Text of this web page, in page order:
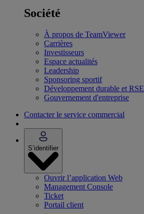
Société
À propos de TeamViewer
Carrières
Investisseurs
Espace actualités
Leadership
Sponsoring sportif
Développement durable et RSE
Gouvernement d'entreprise
Contacter le service commercial
S’identifier
Ouvrir l’application Web
Management Console
Ticket
Portail client